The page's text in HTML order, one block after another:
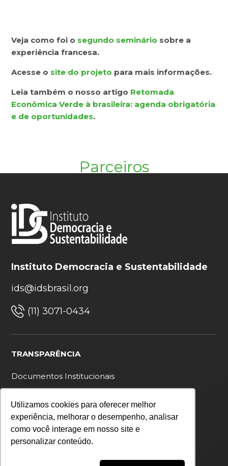
Utilizamos cookies para oferecer melhor
experiência, melhorar o desempenho, analisar
como você interage em nosso site e
personalizar conteúdo.
Veja como foi o segundo seminário sobre a
experiência francesa.
Acesse o site do projeto para mais informações.
Leia também o nosso artigo Retomada
Econômica Verde à brasileira: agenda obrigatória
e de oportunidades.
Parceiros
Instituto Democracia e Sustentabilidade
ids@idsbrasil.org
(11) 3071-0434
TRANSPARÊNCIA
Documentos Institucionais
Política de privacidade